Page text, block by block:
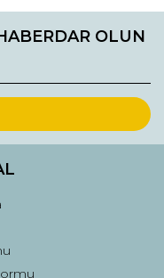
öneri formunu
OLUN